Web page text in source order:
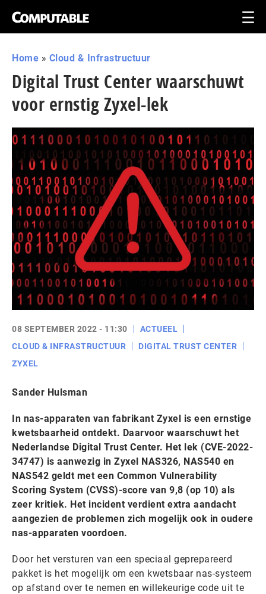
Home » Cloud & Infrastructuur
Digital Trust Center waarschuwt
voor ernstig Zyxel-lek
08 SEPTEMBER 2022 - 11:30
ACTUEEL
CLOUD & INFRASTRUCTUUR
DIGITAL TRUST CENTER
ZYXEL
Sander Hulsman
In nas-apparaten van fabrikant Zyxel is een ernstige
kwetsbaarheid ontdekt. Daarvoor waarschuwt het
Nederlandse Digital Trust Center. Het lek (CVE-2022-
34747) is aanwezig in Zyxel NAS326, NAS540 en
NAS542 geldt met een Common Vulnerability
Scoring System (CVSS)-score van 9,8 (op 10) als
zeer kritiek. Het incident verdient extra aandacht
aangezien de problemen zich mogelijk ook in oudere
nas-apparaten voordoen.
Door het versturen van een speciaal geprepareerd
pakket is het mogelijk om een kwetsbaar nas-systeem
op afstand over te nemen en willekeurige code uit te